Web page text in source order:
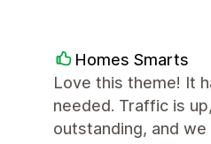
Homes Smarts
Love this theme! It
needed. Traffic is
outstanding, and